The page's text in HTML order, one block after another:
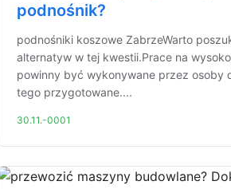
podnośnik?
podnośniki koszowe ZabrzeWarto
alternatyw w tej kwestii.Prace na
powinny być wykonywane przez osoby
tego przygotowane....
30.11.-0001